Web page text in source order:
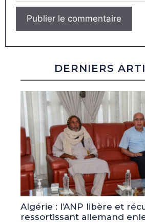
DERNIERS
Algérie : l’ANP libère et
ressortissant allemand